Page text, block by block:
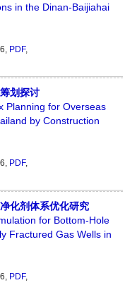
in the Dinan-Baijiahai
PDF,
划探讨
Planning for Overseas
by Construction
PDF,
化剂体系优化研究
for Bottom-Hole
Fractured Gas Wells in
PDF,